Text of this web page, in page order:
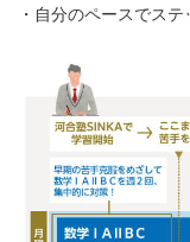
・自分のペースでス